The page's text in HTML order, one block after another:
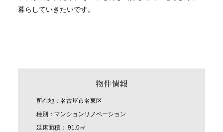
暮らしていきたいです。
物件情報
所在地：名古屋市名東区
種別：マンションリノベーション
延床面積： 91.0㎡